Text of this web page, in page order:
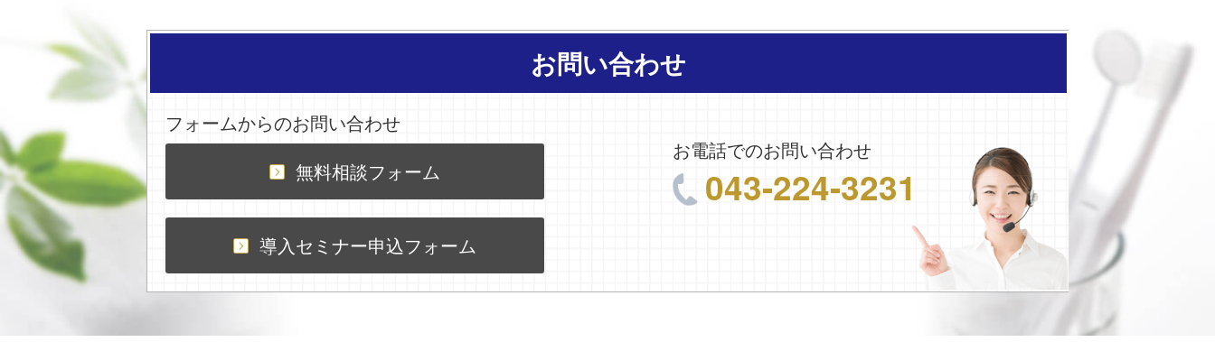
お問い合わせ
フォームからのお問い合わせ
無料相談フォーム
導入セミナー申込フォーム
お電話でのお問い合わせ
043-224-3231